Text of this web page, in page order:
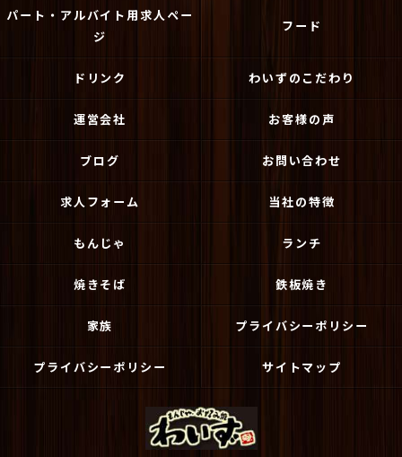
パート・アルバイト用求人ペー
ジ
フード
ドリンク わいずのこだわり
運営会社 お客様の声
ブログ お問い合わせ
求人フォーム 当社の特徴
もんじゃ ランチ
焼きそば 鉄板焼き
家族 プライバシーポリシー
プライバシーポリシー サイトマップ